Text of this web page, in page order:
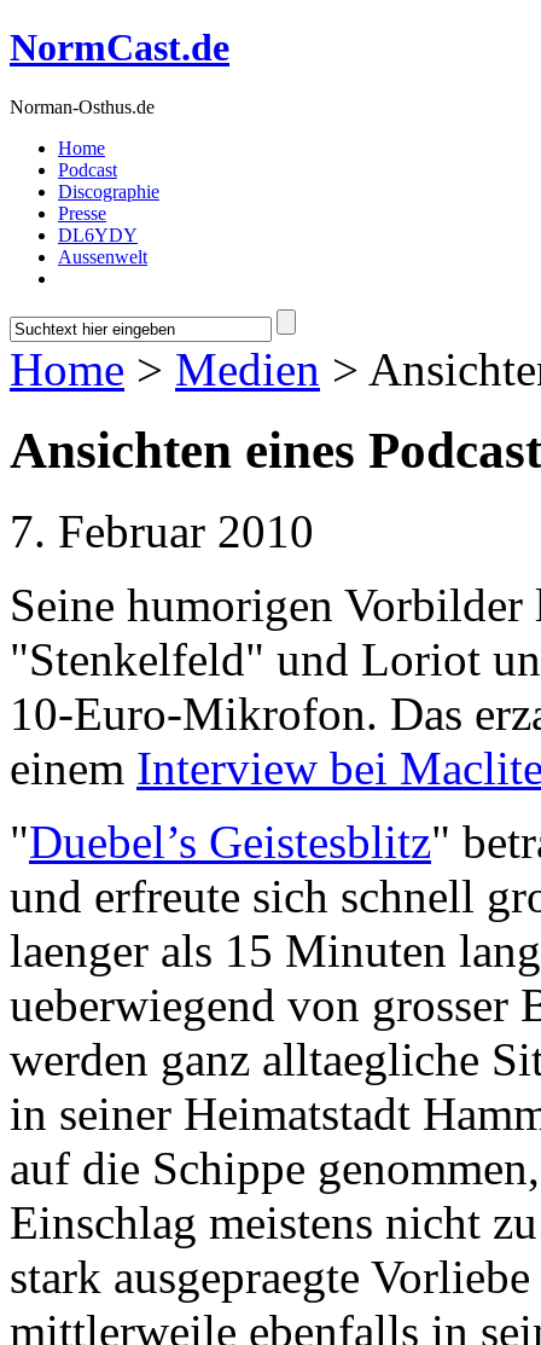
NormCast.de
Norman-Osthus.de
Home
Podcast
Discographie
Presse
DL6YDY
Aussenwelt
Home > Medien >
Ansichten eines
7. Februar 2010
Seine humorigen
"Stenkelfeld" und Loriot
10-Euro-Mikrofon. Das
einem Interview bei
"Duebel’s Geistesblitz"
und erfreute sich schnell
laenger als 15 Minuten
ueberwiegend von grosser
werden ganz alltaegliche
in seiner Heimatstadt
auf die Schippe
Einschlag meistens nicht
stark ausgepraegte
mittlerweile ebenfalls in